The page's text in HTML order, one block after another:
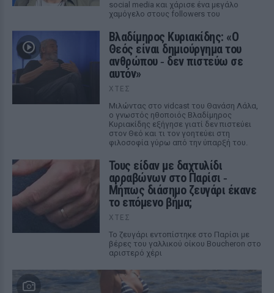
social media και χάρισε ένα μεγάλο
χαμόγελο στους followers του
Βλαδίμηρος Κυριακίδης: «Ο
Θεός είναι δημιούργημα του
ανθρώπου ‑ δεν πιστεύω σε
αυτόν»
ΧΤΕΣ
Μιλώντας στο vidcast του Θανάση Λάλα,
ο γνωστός ηθοποιός Βλαδίμηρος
Κυριακίδης εξήγησε γιατί δεν πιστεύει
στον Θεό και τι τον γοητεύει στη
φιλοσοφία γύρω από την ύπαρξή του.
Τους είδαν με δαχτυλίδι
αρραβώνων στο Παρίσι ‑
Μήπως διάσημο ζευγάρι έκανε
το επόμενο βήμα;
ΧΤΕΣ
Το ζευγάρι εντοπίστηκε στο Παρίσι με
βέρες του γαλλικού οίκου Boucheron στο
αριστερό χέρι